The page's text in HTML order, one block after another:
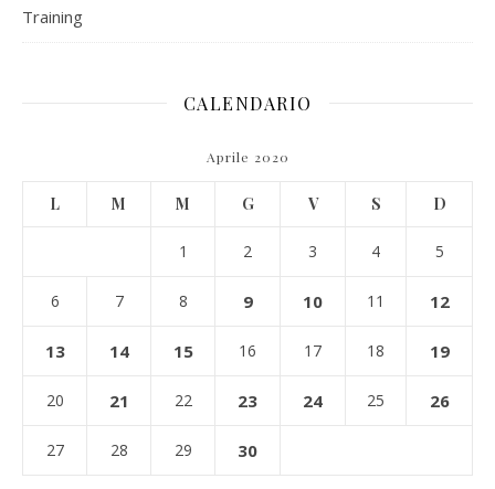
Training
CALENDARIO
Aprile 2020
L M M G V S D
1 2 3 4 5
6 7 8 9 10 11 12
13 14 15 16 17 18 19
20 21 22 23 24 25 26
27 28 29 30